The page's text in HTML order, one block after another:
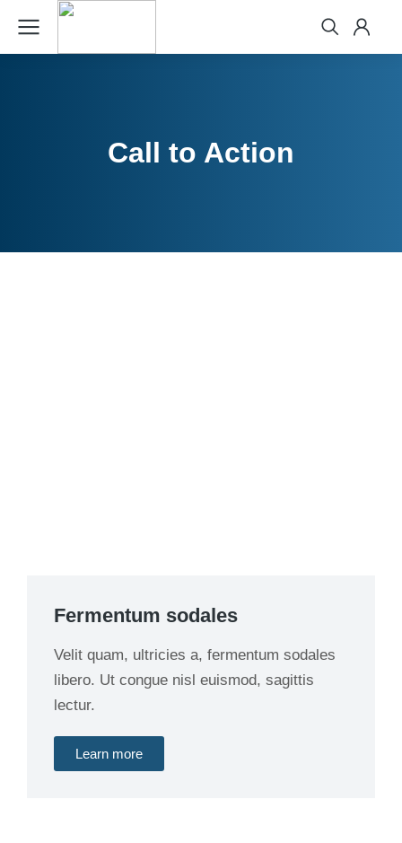
Call to Action
Fermentum sodales
Velit quam, ultricies a, fermentum sodales
libero. Ut congue nisl euismod, sagittis
lectur.
Learn more